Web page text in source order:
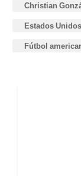
Christian
Estados Unidos
Fútbol